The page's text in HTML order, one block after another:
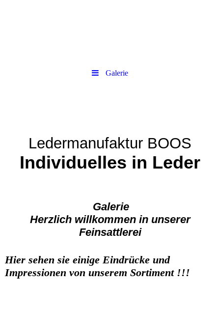
Galerie
Ledermanufaktur BOOS
Individuelles in Leder
Galerie
Herzlich willkommen in unserer
Feinsattlerei
Hier sehen sie einige Eindrücke und
Impressionen von unserem Sortiment !!!